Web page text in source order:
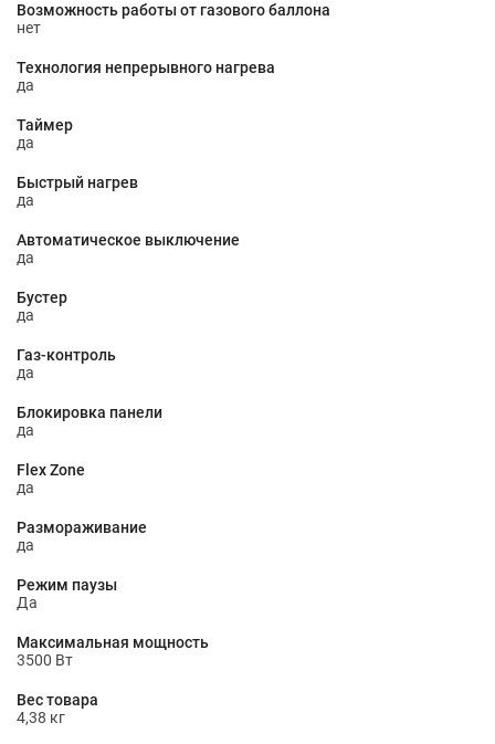
Возможность работы от газового баллона
нет
Технология непрерывного нагрева
да
Таймер
да
Быстрый нагрев
да
Автоматическое выключение
да
Бустер
да
Газ-контроль
да
Блокировка панели
да
Flex Zone
да
Размораживание
да
Режим паузы
Да
Максимальная мощность
3500 Вт
Вес товара
4,38 кг